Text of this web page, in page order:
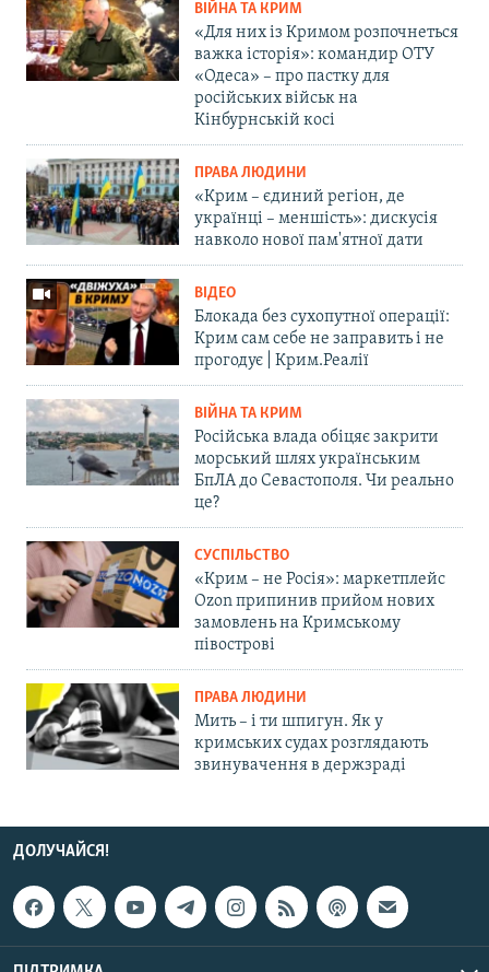
ВІЙНА ТА КРИМ
«Для них із Кримом розпочнеться
важка історія»: командир ОТУ
«Одеса» – про пастку для
російських військ на
Кінбурнській косі
ПРАВА ЛЮДИНИ
«Крим – єдиний регіон, де
українці – меншість»: дискусія
навколо нової пам'ятної дати
ВІДЕО
Блокада без сухопутної операції:
Крим сам себе не заправить і не
прогодує | Крим.Реалії
ВІЙНА ТА КРИМ
Російська влада обіцяє закрити
морський шлях українським
БпЛА до Севастополя. Чи реально
це?
СУСПІЛЬСТВО
«Крим – не Росія»: маркетплейс
Ozon припинив прийом нових
замовлень на Кримському
півострові
ПРАВА ЛЮДИНИ
Мить – і ти шпигун. Як у
кримських судах розглядають
звинувачення в держзраді
ДОЛУЧАЙСЯ!